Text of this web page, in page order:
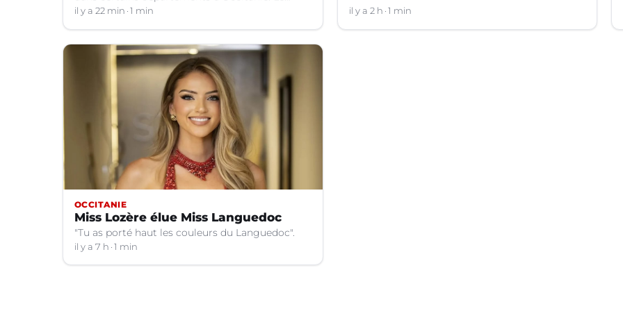
bulletin météo.
il y a 22 min 1 min il y a 2 h 1 min
OCCITANIE
Miss Lozère élue Miss Languedoc
"Tu as porté haut les couleurs du Languedoc".
il y a 7 h 1 min